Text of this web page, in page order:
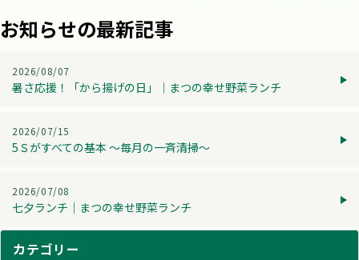
お知らせの最新記事
2026/08/07
暑さ応援！「から揚げの日」│まつの幸せ野菜ランチ
2026/07/15
5Ｓがすべての基本 ～毎月の一斉清掃～
2026/07/08
七夕ランチ│まつの幸せ野菜ランチ
カテゴリー